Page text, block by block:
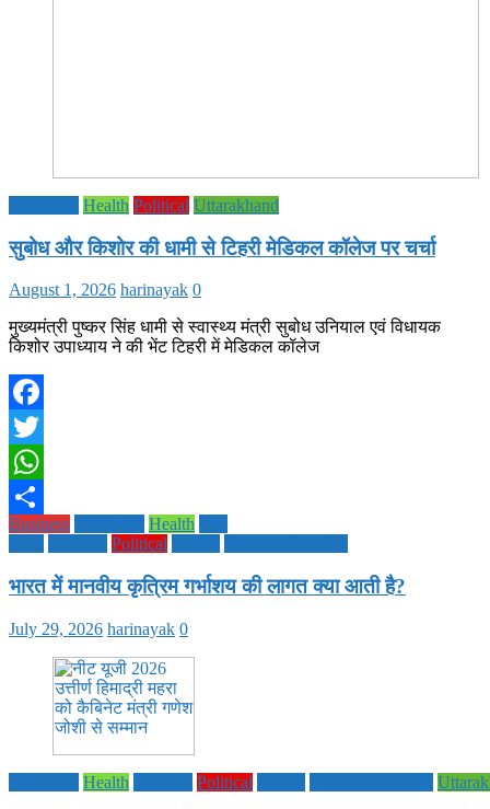
Health Political Uttarakhand
सुबोध और किशोर की धामी से टिहरी मेडिकल कॉलेज पर चर्चा
August 1, 2026 harinayak 0
मुख्यमंत्री पुष्कर सिंह धामी से स्वास्थ्य मंत्री सुबोध उनियाल एवं विधायक
किशोर उपाध्याय ने की भेंट टिहरी में मेडिकल कॉलेज
Facebook
Twitter
WhatsApp
Share
Business Health
Political
भारत में मानवीय कृत्रिम गर्भाशय की लागत क्या आती है?
July 29, 2026 harinayak 0
Health Political